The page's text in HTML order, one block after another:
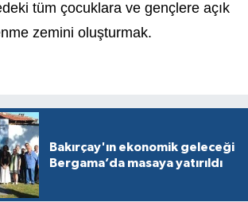
tüm çocuklara ve gençlere açık
zemini oluşturmak.
Bakırçay'ın ekonomik geleceği
Bergama’da masaya yatırıldı